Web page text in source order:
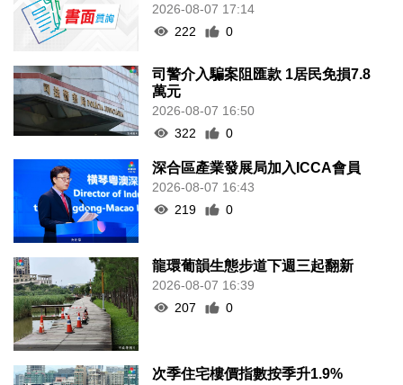
2026-08-07 17:14
222
0
司警介入騙案阻匯款 1居民免損7.8
萬元
2026-08-07 16:50
322
0
深合區產業發展局加入ICCA會員
2026-08-07 16:43
219
0
龍環葡韻生態步道下週三起翻新
2026-08-07 16:39
207
0
次季住宅樓價指數按季升1.9%